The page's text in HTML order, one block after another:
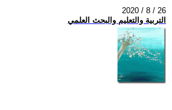
2020 / 8 / 26
التربية والتعليم والبحث العلمي